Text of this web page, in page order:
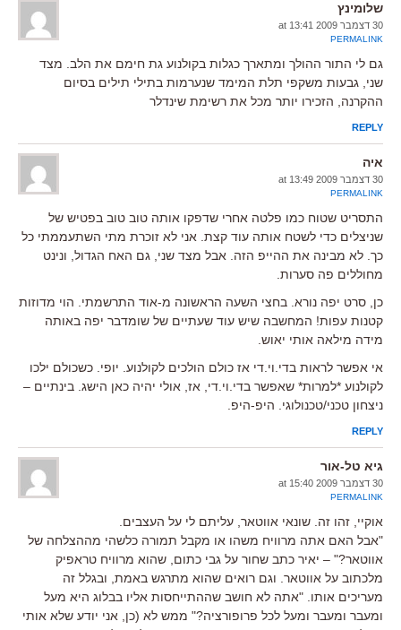
שלומינץ
30 דצמבר 2009 at 13:41
PERMALINK
גם לי התור ההולך ומתארך כגלות בקולנוע גת חימם את הלב. מצד
שני, גבעות משקפי תלת המימד שנערמות בתילי תילים בסיום
ההקרנה, הזכירו יותר מכל את רשימת שינדלר
REPLY
איה
30 דצמבר 2009 at 13:49
PERMALINK
התסריט שטוח כמו פלטה אחרי שדפקו אותה טוב טוב בפטיש של
שניצלים כדי לשטח אותה עוד קצת. אני לא זוכרת מתי השתעממתי כל
כך. לא מבינה את ההייפ הזה. אבל מצד שני, גם האח הגדול, ונינט
מחוללים פה סערות.
כן, סרט יפה נורא. בחצי השעה הראשונה מ-אוד התרשמתי. הוי מדוזות
קטנות עפות! המחשבה שיש עוד שעתיים של שומדבר יפה באותה
מידה מילאה אותי יאוש.
אי אפשר לראות בדי.וי.די אז כולם הולכים לקולנוע. יופי. כשכולם ילכו
לקולנוע *למרות* שאפשר בדי.וי.די, אז, אולי יהיה כאן הישג. בינתיים –
ניצחון טכני/טכנולוגי. היפ-היפ.
REPLY
גיא טל-אור
30 דצמבר 2009 at 15:40
PERMALINK
אוקיי, זהו זה. שונאי אווטאר, עליתם לי על העצבים.
"אבל האם אתה מרוויח משהו או מקבל תמורה כלשהי מההצלחה של
אווטאר?" – יאיר כתב שחור על גבי כתום, שהוא מרוויח טראפיק
מלכתוב על אווטאר. וגם רואים שהוא מתרגש באמת, ובגלל זה
מעריכים אותו. "אתה לא חושב שההתייחסות אליו בבלוג היא מעל
ומעבר ומעבר ומעל לכל פרופורציה?" ממש לא (כן, אני יודע שלא אותי